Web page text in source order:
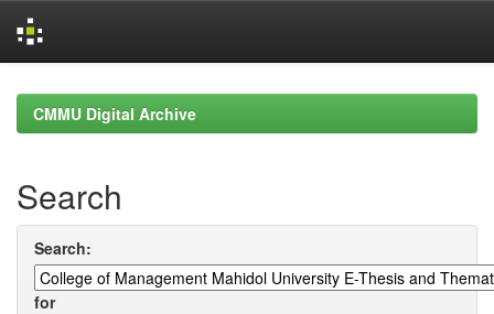
navigationCMMU Digital Archive
Search
Search:
for